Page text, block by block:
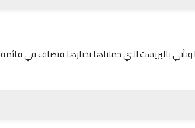
يتم تركيب هذه الانتقالات من قائمة Preset بعدها نضغط باليمين ونختار Import ونأتي بالبريست التي حملناها نختارها فتضاف في قائمة